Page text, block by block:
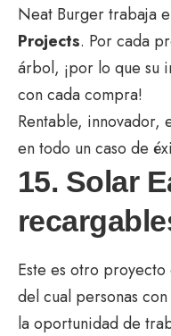
Neat Burger trabaja
Projects. Por cada
árbol, ¡por lo que su
con cada compra!
Rentable, innovador,
en todo un caso de
15. Solar
Este es otro
del cual personas
la oportunidad de